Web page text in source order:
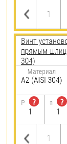
Винт
прямым
304)
Материал
А2 (AISI 304)
P
?
1
n
?
1